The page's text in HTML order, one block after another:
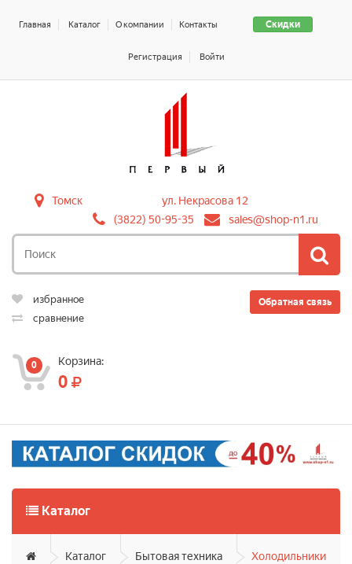
Скидки
Главная Каталог О компании Контакты
Регистрация Войти
Томск
ул. Некрасова 12
(3822) 50-95-35
sales@shop-n1.ru
Обратная связь
избранное
сравнение
0 Корзина:
0
Каталог
Каталог Бытовая техника Холодильники